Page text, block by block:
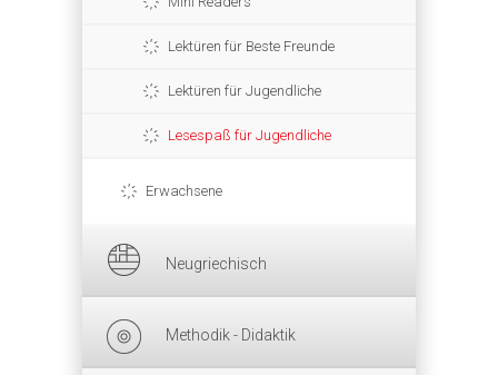
Lektüren für Beste Freunde
Lektüren für Jugendliche
Lesespaß für Jugendliche
Erwachsene
Neugriechisch
Methodik - Didaktik